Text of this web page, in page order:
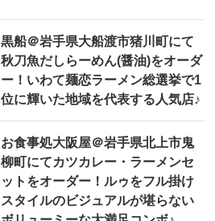
黒船＠岩手県大船渡市猪川町にて
秋刀魚だしらーめん(醤油)をオーダ
ー！いわて麺恋ラーメン総選挙で1
位に輝いた地域を代表する人気店♪
お食事処大阪屋＠岩手県北上市鬼
柳町にてカツカレー・ラーメンセ
ットをオーダー！ルゥをフル掛け
スタイルのビジュアルが堪らない